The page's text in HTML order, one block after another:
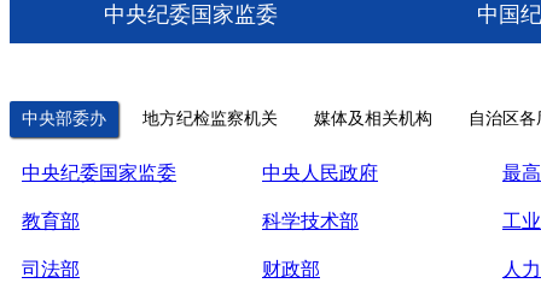
中央纪委国家监委 中国
中央部委办 地方纪检监察机关 媒体及相关机构 自治区
中央纪委国家监委 中央人民政府 最
教育部 科学技术部 工
司法部 财政部 人